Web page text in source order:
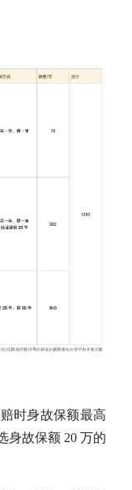
时身故保额最高
身故保额 20 万的